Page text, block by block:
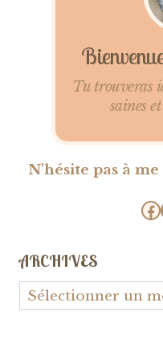
Tu trouveras
saines
N'hésite pas à
ARCHIVES
Archives